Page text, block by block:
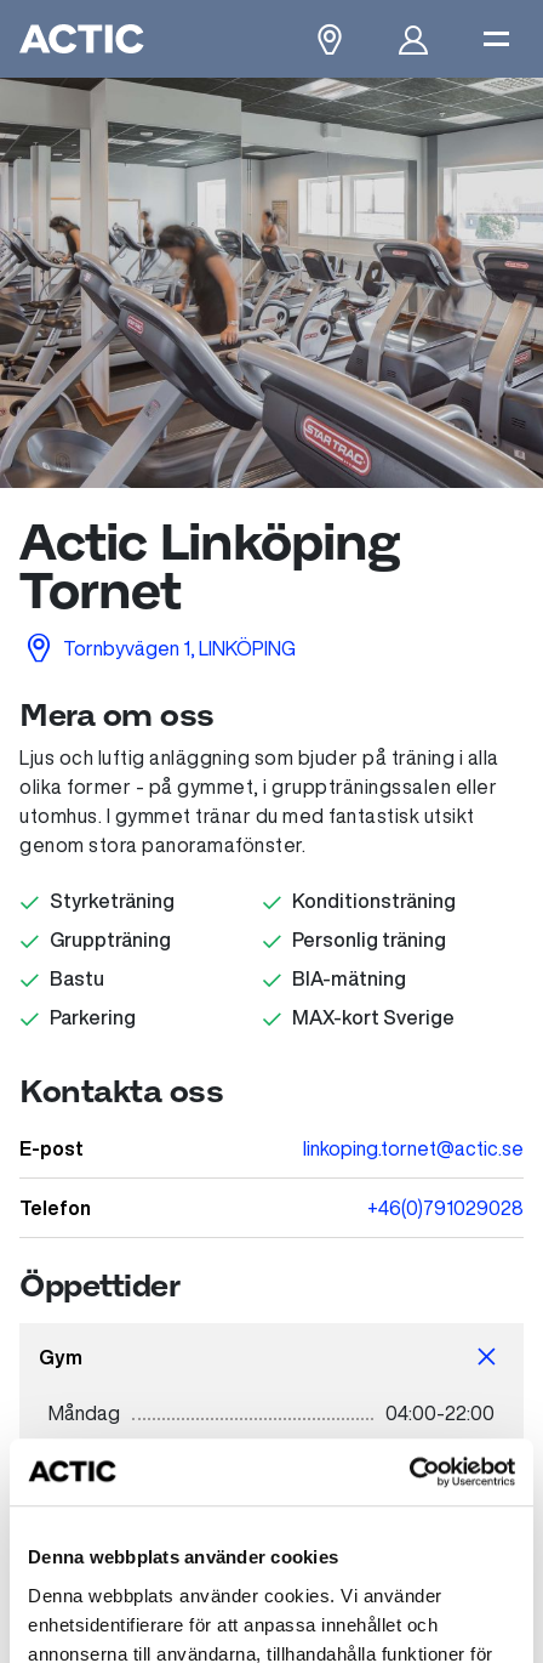
Denna webbplats använder cookies
Denna webbplats använder cookies. Vi använder
enhetsidentifierare för att anpassa innehållet och
annonserna till användarna, tillhandahålla funktioner för
Actic Linköping
Tornet
Tornbyvägen 1, LINKÖPING
Mera om oss
Ljus och luftig anläggning som bjuder på träning i alla
olika former - på gymmet, i gruppträningssalen eller
utomhus. I gymmet tränar du med fantastisk utsikt
genom stora panoramafönster.
Styrketräning
Konditionsträning
Gruppträning
Personlig träning
Bastu
BIA-mätning
Parkering
MAX-kort Sverige
Kontakta oss
E-post linkoping.tornet@actic.se
Telefon +46(0)791029028
Öppettider
Gym
Måndag 04:00-22:00
Tisdag 04:00-22:00
Fredag 04:00-22:00